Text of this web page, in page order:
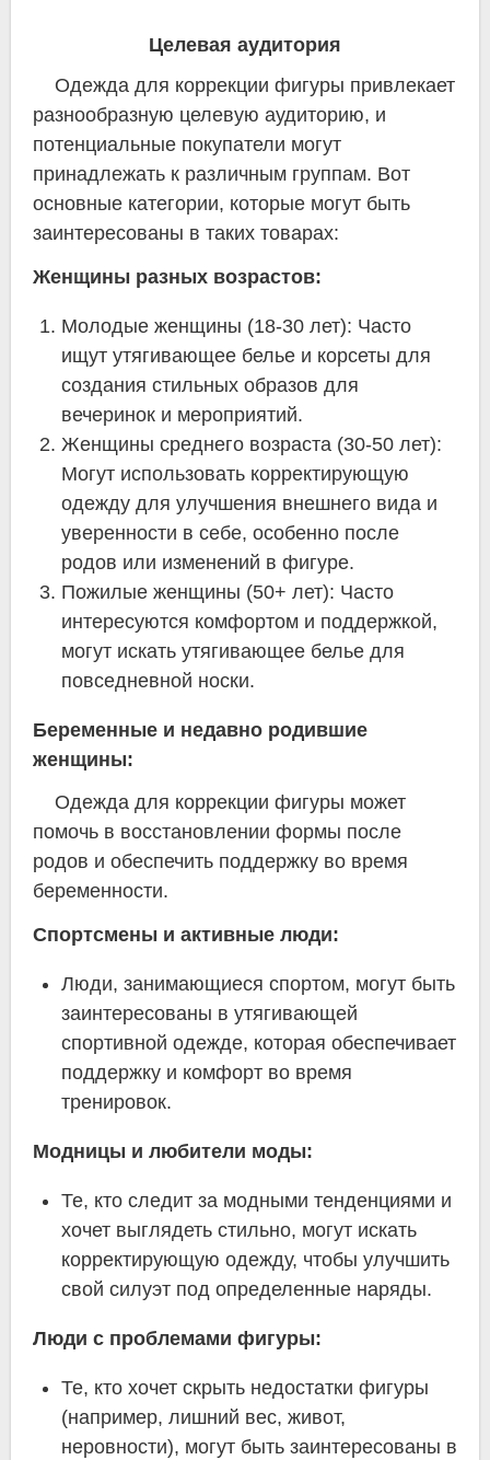
Целевая аудитория
Одежда для коррекции фигуры привлекает
разнообразную целевую аудиторию, и
потенциальные покупатели могут
принадлежать к различным группам. Вот
основные категории, которые могут быть
заинтересованы в таких товарах:
Женщины разных возрастов:
Молодые женщины (18-30 лет): Часто
ищут утягивающее белье и корсеты для
создания стильных образов для
вечеринок и мероприятий.
Женщины среднего возраста (30-50 лет):
Могут использовать корректирующую
одежду для улучшения внешнего вида и
уверенности в себе, особенно после
родов или изменений в фигуре.
Пожилые женщины (50+ лет): Часто
интересуются комфортом и поддержкой,
могут искать утягивающее белье для
повседневной носки.
Беременные и недавно родившие
женщины:
Одежда для коррекции фигуры может
помочь в восстановлении формы после
родов и обеспечить поддержку во время
беременности.
Спортсмены и активные люди:
Люди, занимающиеся спортом, могут быть
заинтересованы в утягивающей
спортивной одежде, которая обеспечивает
поддержку и комфорт во время
тренировок.
Модницы и любители моды:
Те, кто следит за модными тенденциями и
хочет выглядеть стильно, могут искать
корректирующую одежду, чтобы улучшить
свой силуэт под определенные наряды.
Люди с проблемами фигуры:
Те, кто хочет скрыть недостатки фигуры
(например, лишний вес, живот,
неровности), могут быть заинтересованы в